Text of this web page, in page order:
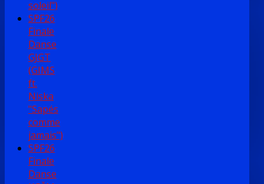
soleil")
SPF26
Finale
Danse
GJGT
(GIMS
ft.
Niska
"Sapés
comme
jamais")
SPF26
Finale
Danse